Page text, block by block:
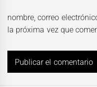
nombre, correo
la próxima vez que